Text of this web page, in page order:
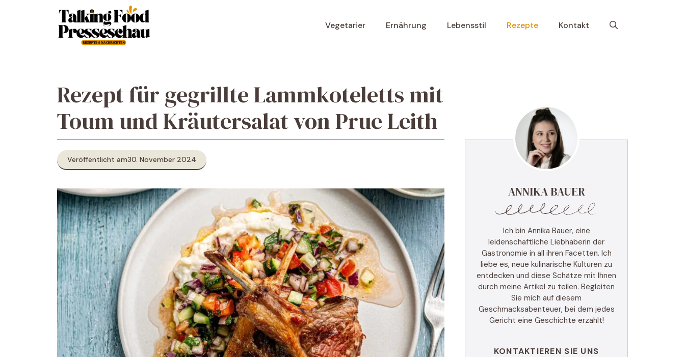
Vegetarier Ernährung Lebensstil Rezepte Kontakt
Rezept für gegrillte Lammkoteletts mit
Toum und Kräutersalat von Prue Leith
Veröffentlicht am30. November 2024
ANNIKA BAUER
Ich bin Annika Bauer, eine
leidenschaftliche Liebhaberin der
Gastronomie in all ihren Facetten. Ich
liebe es, neue kulinarische Kulturen zu
entdecken und diese Schätze mit Ihnen
durch meine Artikel zu teilen. Begleiten
Sie mich auf diesem
Geschmacksabenteuer, bei dem jedes
Gericht eine Geschichte erzählt!
KONTAKTIEREN SIE UNS